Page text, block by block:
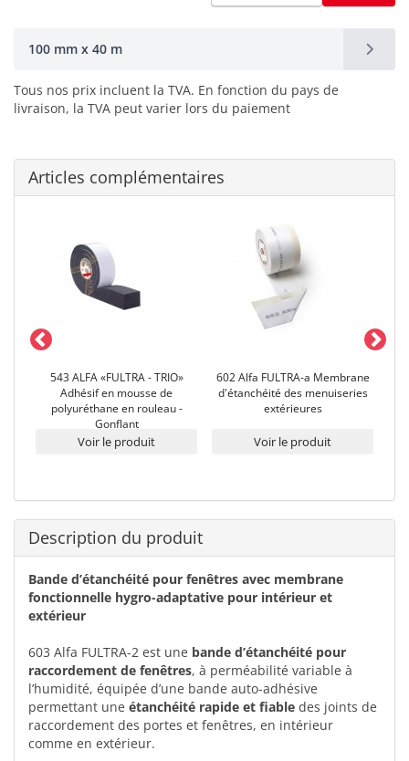
100 mm x 40 m
Tous nos prix incluent la TVA. En fonction du pays de
livraison, la TVA peut varier lors du paiement
Articles complémentaires
543 ALFA «FULTRA - TRIO»
Adhésif en mousse de
polyuréthane en rouleau -
Gonflant
Voir le produit
602 Alfa FULTRA-a Membrane
d'étanchéité des menuiseries
extérieures
Voir le produit
Description du produit
Bande d’étanchéité pour fenêtres avec membrane
fonctionnelle hygro-adaptative pour intérieur et
extérieur
603 Alfa FULTRA-2 est une bande d’étanchéité pour
raccordement de fenêtres, à perméabilité variable à
l’humidité, équipée d’une bande auto-adhésive
permettant une étanchéité rapide et fiable des joints de
raccordement des portes et fenêtres, en intérieur
comme en extérieur.